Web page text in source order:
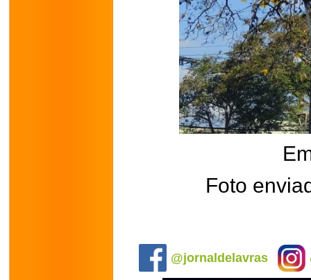
Foto
@jornaldelavras